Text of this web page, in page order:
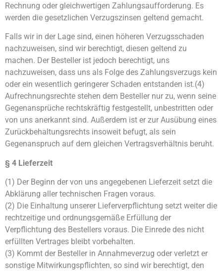
Rechnung oder gleichwertigen Zahlungsaufforderung. Es
werden die gesetzlichen Verzugszinsen geltend gemacht.
Falls wir in der Lage sind, einen höheren Verzugsschaden
nachzuweisen, sind wir berechtigt, diesen geltend zu
machen. Der Besteller ist jedoch berechtigt, uns
nachzuweisen, dass uns als Folge des Zahlungsverzugs kein
oder ein wesentlich geringerer Schaden entstanden ist.(4)
Aufrechnungsrechte stehen dem Besteller nur zu, wenn seine
Gegenansprüche rechtskräftig festgestellt, unbestritten oder
von uns anerkannt sind. Außerdem ist er zur Ausübung eines
Zurückbehaltungsrechts insoweit befugt, als sein
Gegenanspruch auf dem gleichen Vertragsverhältnis beruht.
§ 4 Lieferzeit
(1) Der Beginn der von uns angegebenen Lieferzeit setzt die
Abklärung aller technischen Fragen voraus.
(2) Die Einhaltung unserer Lieferverpflichtung setzt weiter die
rechtzeitige und ordnungsgemäße Erfüllung der
Verpflichtung des Bestellers voraus. Die Einrede des nicht
erfüllten Vertrages bleibt vorbehalten.
(3) Kommt der Besteller in Annahmeverzug oder verletzt er
sonstige Mitwirkungspflichten, so sind wir berechtigt, den